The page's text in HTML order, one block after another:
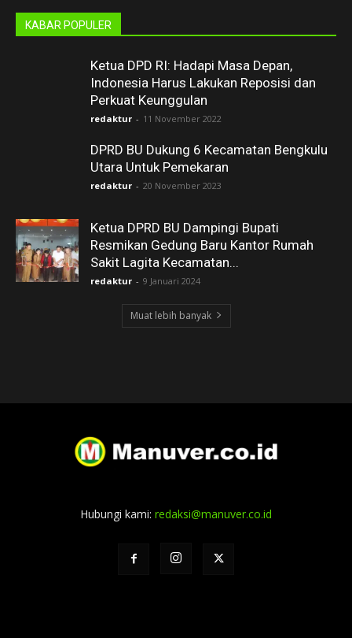
KABAR POPULER
Ketua DPD RI: Hadapi Masa Depan,
Indonesia Harus Lakukan Reposisi dan
Perkuat Keunggulan
redaktur - 11 November 2022
DPRD BU Dukung 6 Kecamatan Bengkulu
Utara Untuk Pemekaran
redaktur - 20 November 2023
Ketua DPRD BU Dampingi Bupati
Resmikan Gedung Baru Kantor Rumah
Sakit Lagita Kecamatan...
redaktur - 9 Januari 2024
Muat lebih banyak
Hubungi kami: redaksi@manuver.co.id